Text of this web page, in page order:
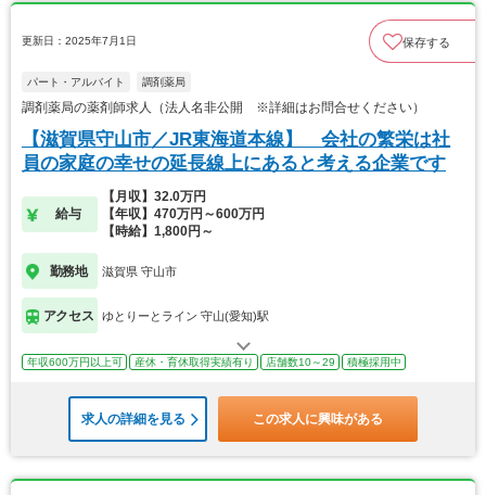
更新日：2025年7月1日 保存する
パート・アルバイト 調剤薬局
調剤薬局の薬剤師求人（法人名非公開 ※詳細はお問合せください）
【滋賀県守山市／JR東海道本線】 会社の繁栄は社
員の家庭の幸せの延長線上にあると考える企業です
給与
【月収】32.0万円
【年収】470万円～600万円
【時給】1,800円～
勤務地 滋賀県 守山市
アクセス ゆとりーとライン 守山(愛知)駅
年収600万円以上可 産休・育休取得実績有り 店舗数10～29 積極採用中
求人の詳細を見る この求人に興味がある